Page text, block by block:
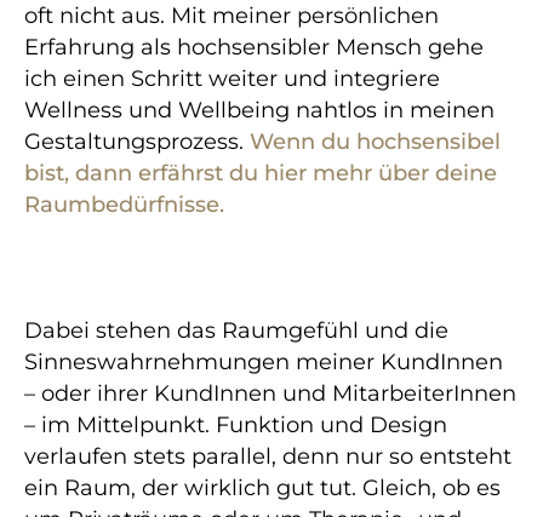
oft nicht aus. Mit meiner persönlichen
Erfahrung als hochsensibler Mensch gehe
ich einen Schritt weiter und integriere
Wellness und Wellbeing nahtlos in meinen
Gestaltungsprozess. Wenn du hochsensibel
bist, dann erfährst du hier mehr über deine
Raumbedürfnisse.
Dabei stehen das Raumgefühl und die
Sinneswahrnehmungen meiner KundInnen
– oder ihrer KundInnen und MitarbeiterInnen
– im Mittelpunkt. Funktion und Design
verlaufen stets parallel, denn nur so entsteht
ein Raum, der wirklich gut tut. Gleich, ob es